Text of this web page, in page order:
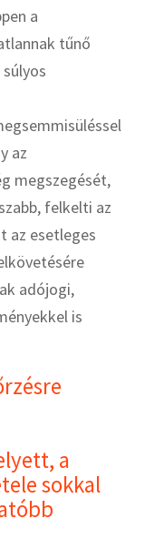
a
tűnő
az
megszegését,
felkelti az
az esetleges
adójogi,
is
a
sokkal